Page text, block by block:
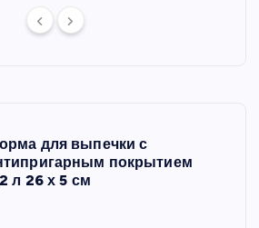
для выпечки с
покрытием
л 26 х 5 см